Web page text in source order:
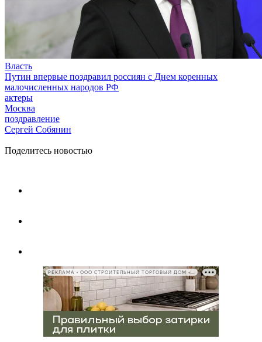
Власть
Путин впервые поздравил россиян с Днем коренных
малочисленных народов РФ
актеры
Москва
поздравление
Сергей Собянин
Поделитесь новостью
РЕКЛАМА • ООО СТРОИТЕЛЬНЫЙ ТОРГОВЫЙ ДОМ «ПЕТРОВИЧ», ИНН 7802348846